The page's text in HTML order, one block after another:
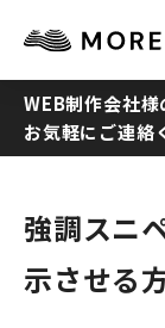
TOP
Q&A
WEB制作会社様
お気軽にご連絡
強調スニ
示させる